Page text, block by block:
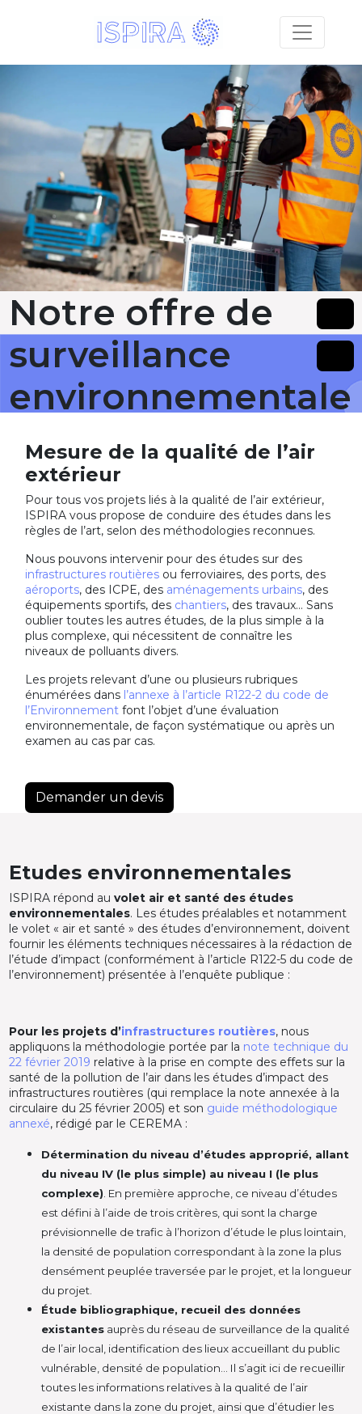
Notre offre de
surveillance
environnementale
Mesure de la qualité de l’air
extérieur
Pour tous vos projets liés à la qualité de l’air extérieur,
ISPIRA vous propose de conduire des études dans les
règles de l’art, selon des méthodologies reconnues.
Nous pouvons intervenir pour des études sur des
infrastructures routières ou ferroviaires, des ports, des
aéroports, des ICPE, des aménagements urbains, des
équipements sportifs, des chantiers, des travaux… Sans
oublier toutes les autres études, de la plus simple à la
plus complexe, qui nécessitent de connaître les
niveaux de polluants divers.
Les projets relevant d’une ou plusieurs rubriques
énumérées dans l’annexe à l’article R122-2 du code de
l’Environnement font l’objet d’une évaluation
environnementale, de façon systématique ou après un
examen au cas par cas.
Demander un devis
Etudes environnementales
ISPIRA répond au volet air et santé des études
environnementales. Les études préalables et notamment
le volet « air et santé » des études d’environnement, doivent
fournir les éléments techniques nécessaires à la rédaction de
l’étude d’impact (conformément à l’article R122-5 du code de
l’environnement) présentée à l’enquête publique :
Pour les projets d’infrastructures routières, nous
appliquons la méthodologie portée par la note technique du
22 février 2019 relative à la prise en compte des effets sur la
santé de la pollution de l’air dans les études d’impact des
infrastructures routières (qui remplace la note annexée à la
circulaire du 25 février 2005) et son guide méthodologique
annexé, rédigé par le CEREMA :
Détermination du niveau d’études approprié, allant
du niveau IV (le plus simple) au niveau I (le plus
complexe) . En première approche, ce niveau d’études
est défini à l’aide de trois critères, qui sont la charge
prévisionnelle de trafic à l’horizon d’étude le plus lointain,
la densité de population correspondant à la zone la plus
densément peuplée traversée par le projet, et la longueur
du projet.
Étude bibliographique, recueil des données
existantes auprès du réseau de surveillance de la qualité
de l’air local, identification des lieux accueillant du public
vulnérable, densité de population… Il s’agit ici de recueillir
toutes les informations relatives à la qualité de l’air
existante dans la zone du projet, ainsi que d’étudier les